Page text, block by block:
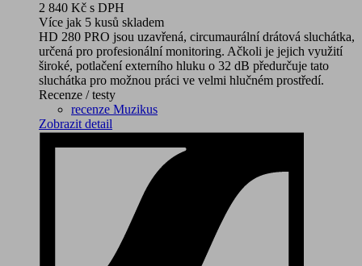
2 840 Kč s DPH
Více jak 5 kusů skladem
HD 280 PRO jsou uzavřená, circumaurální drátová sluchátka,
určená pro profesionální monitoring. Ačkoli je jejich využití
široké, potlačení externího hluku o 32 dB předurčuje tato
sluchátka pro možnou práci ve velmi hlučném prostředí.
Recenze / testy
recenze Muzikus
Zobrazit detail